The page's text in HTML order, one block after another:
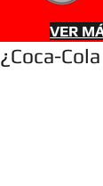
VER
¿Coca-